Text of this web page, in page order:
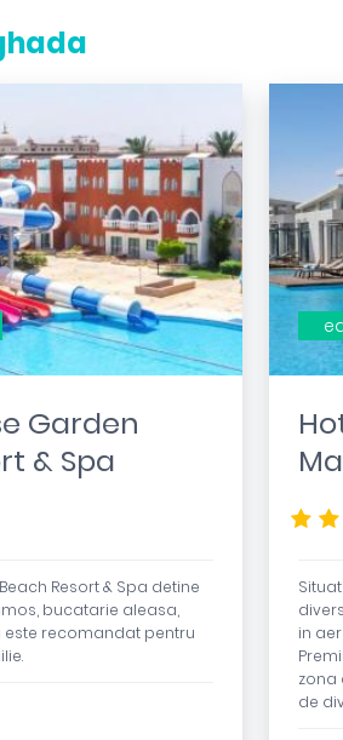
Garden
& Spa
Resort & Spa detine
bucatarie aleasa,
este recomandat pentru
in
zona
de